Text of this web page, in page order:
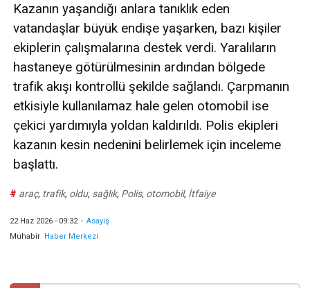
Kazanın yaşandığı anlara tanıklık eden
vatandaşlar büyük endişe yaşarken, bazı kişiler
ekiplerin çalışmalarına destek verdi. Yaralıların
hastaneye götürülmesinin ardından bölgede
trafik akışı kontrollü şekilde sağlandı. Çarpmanın
etkisiyle kullanılamaz hale gelen otomobil ise
çekici yardımıyla yoldan kaldırıldı. Polis ekipleri
kazanın kesin nedenini belirlemek için inceleme
başlattı.
# araç, trafik, oldu, sağlık, Polis, otomobil, İtfaiye
22 Haz 2026 - 09:32 - Asayiş
Muhabir
Haber Merkezi